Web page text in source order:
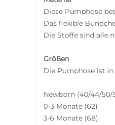
Diese Pumphose
Das flexible
Die Stoffe sind alle
Größen
Die Pumphose ist
Newborn (40/44/50/
0-3 Monate (62)
3-6 Monate (68)